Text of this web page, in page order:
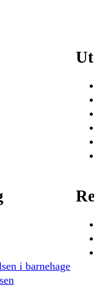
i barnehage